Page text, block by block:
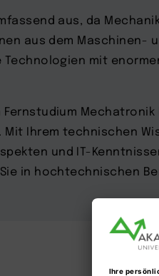
aus, da
aus dem Maschinen-
mit
Fernstudium
Mit Ihrem technischen
und IT-
in hochtechnischen